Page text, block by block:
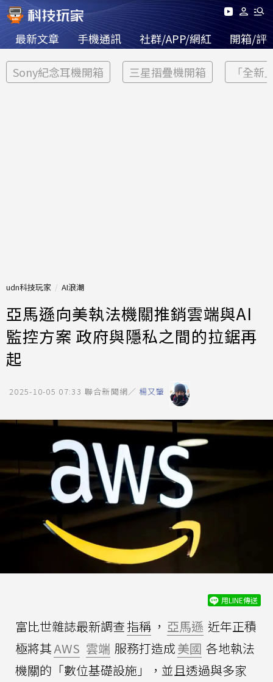
最新文章 手機通訊 社群/APP/網紅 開箱/評
Sony紀念耳機開箱 三星摺疊機開箱 「全新
udn科技玩家 AI浪潮
亞馬遜向美執法機關推銷雲端與AI
監控方案 政府與隱私之間的拉鋸再
起
2025-10-05 07:33 聯合新聞網／ 楊又肇
用LINE傳送
富比世雜誌最新調查指稱 ， 亞馬遜 近年正積
極將其AWS 雲端 服務打造成美國 各地執法
機關的「數位基礎設施」，並且透過與多家